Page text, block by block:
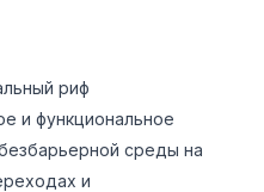
риф
и функциональное
среды на
и